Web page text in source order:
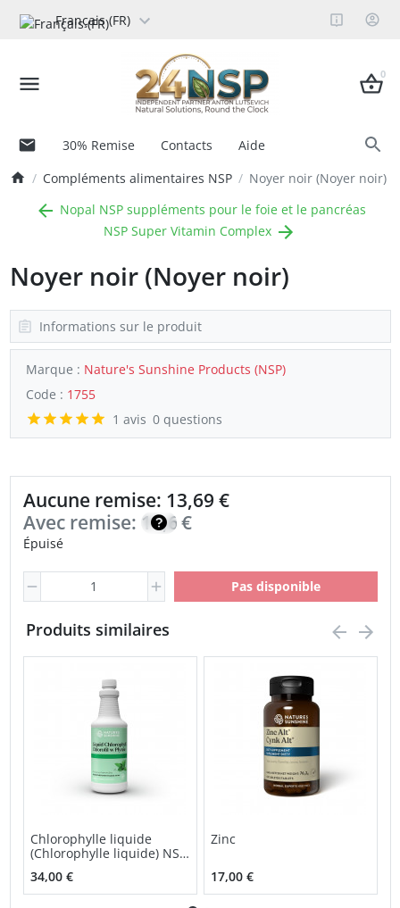
Français (FR)
0
30% Remise Contacts
Aide
Compléments alimentaires NSP
Noyer noir (Noyer noir)
Nopal NSP suppléments pour le foie et le pancréas
NSP Super Vitamin Complex
Noyer noir (Noyer noir)
Informations sur le produit
Marque : Nature's Sunshine Products (NSP)
Code : 1755
1 avis 0 questions
Aucune remise: 13,69 €
Avec remise: 11,64
€
Épuisé
Pas disponible
Produits similaires
Chlorophylle liquide
(Chlorophylle liquide) NSP
34,00 €
Zinc
17,00 €